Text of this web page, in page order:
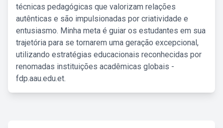
técnicas pedagógicas que valorizam relações
autênticas e são impulsionadas por criatividade e
entusiasmo. Minha meta é guiar os estudantes em sua
trajetória para se tornarem uma geração excepcional,
utilizando estratégias educacionais reconhecidas por
renomadas instituições acadêmicas globais -
fdp.aau.edu.et.